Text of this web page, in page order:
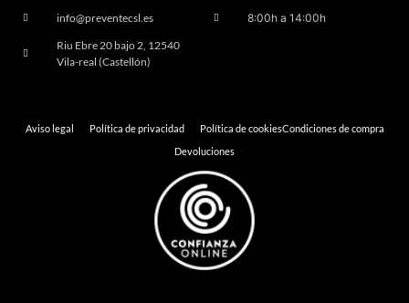
info@preventecsl.es
Riu Ebre 20 bajo 2, 12540
Vila-real (Castellón)
8:00h a 14:00h
Aviso legal Política de privacidad Política de cookiesCondiciones de compra
Devoluciones